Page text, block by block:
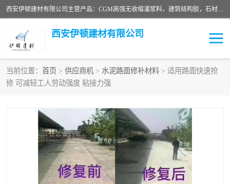
西安伊顿建材有限公司主营产品：CGM高强无收缩灌浆料，建筑结构胶，石材粘合剂，柔性防水材料，环氧修补砂浆等在各个行业得到了客户认可。
西安伊顿建材有限公司
当前位置： 首页 > 供应商机 > 水泥路面修补材料 > 适用路面快速抢
修 可减轻工人劳动强度 粘接力强
灌浆料
环氧砂浆 修补砂浆
自流平水泥 水泥路面修补材料
瓷砖粘合剂 沥青冷补料